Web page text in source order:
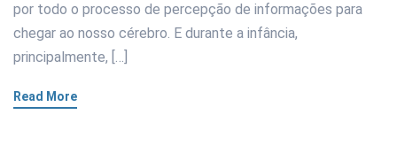
por todo o processo de percepção de informações para
chegar ao nosso cérebro. E durante a infância,
principalmente, […]
Read More